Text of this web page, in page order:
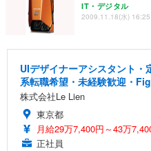
IT・デジタル
2009.11.18(水) 16:25
UIデザイナーアシスタント
系転職希望・未経験歓迎・
株式会社Le Lien
東京都
月給29万7,400円～43万
正社員